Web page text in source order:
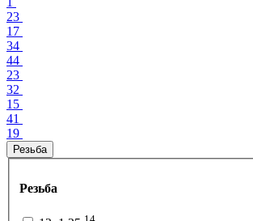
23
17
34
44
23
32
15
41
19
Резьба
Резьба